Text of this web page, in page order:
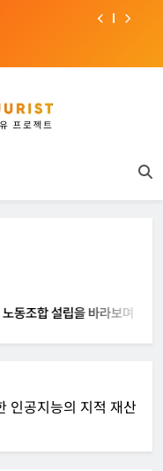
발표
발표
합 설립을 바라보며
인공지능의 지적 재산